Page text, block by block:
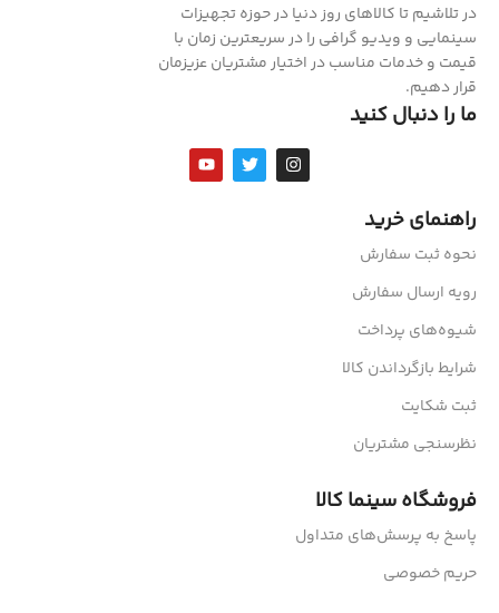
در تلاشیم تا کالاهای روز دنیا در حوزه تجهیزات
سینمایی و ویدیو گرافی را در سریعترین زمان با
قیمت و خدمات مناسب در اختیار مشتریان عزیزمان
قرار دهیم.
ما را دنبال کنید
راهنمای خرید
نحوه ثبت سفارش
رویه ارسال سفارش
شیوه‌های پرداخت
شرایط بازگرداندن کالا
ثبت شکایت
نظرسنجی مشتریان
فروشگاه سینما کالا
پاسخ به پرسش‌های متداول
حریم خصوصی